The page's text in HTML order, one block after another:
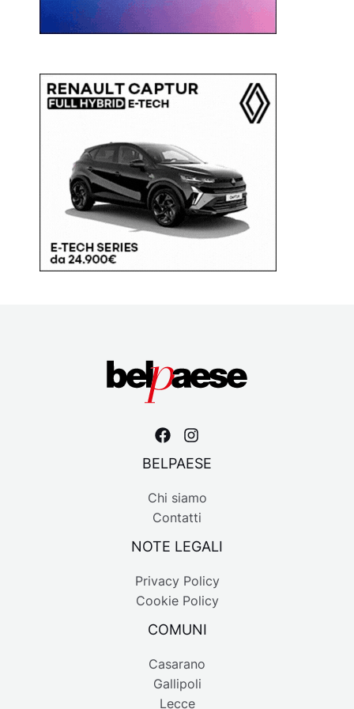
BELPAESE
Chi siamo
Contatti
NOTE LEGALI
Privacy Policy
Cookie Policy
COMUNI
Casarano
Gallipoli
Lecce